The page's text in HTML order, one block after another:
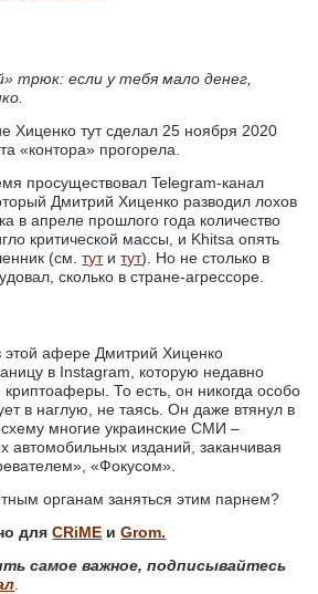
трюк: если у тебя мало денег,
Хиценко тут сделал 25 ноября 2020
«контора» прогорела.
просуществовал Telegram-канал
Дмитрий Хиценко разводил лохов
в апреле прошлого года количество
критической массы, и Khitsa опять
(см.тутитут). Но не столько в
сколько в стране-агрессоре.
этой афере Дмитрий Хиценко
в Instagram, которую недавно
То есть, он никогда особо
в наглую, не таясь. Он даже втянул в
многие украинские СМИ –
автомобильных изданий, заканчивая
«Фокусом».
органам заняться этим парнем?
дляCRiME иGrom.
самое важное, подписывайтесь